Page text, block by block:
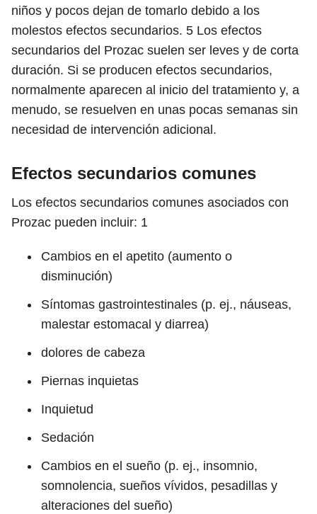
niños y pocos dejan de tomarlo debido a los
molestos efectos secundarios. 5 Los efectos
secundarios del Prozac suelen ser leves y de corta
duración. Si se producen efectos secundarios,
normalmente aparecen al inicio del tratamiento y, a
menudo, se resuelven en unas pocas semanas sin
necesidad de intervención adicional.
Efectos secundarios comunes
Los efectos secundarios comunes asociados con
Prozac pueden incluir: 1
Cambios en el apetito (aumento o
disminución)
Síntomas gastrointestinales (p. ej., náuseas,
malestar estomacal y diarrea)
dolores de cabeza
Piernas inquietas
Inquietud
Sedación
Cambios en el sueño (p. ej., insomnio,
somnolencia, sueños vívidos, pesadillas y
alteraciones del sueño)